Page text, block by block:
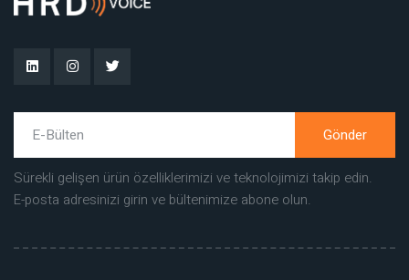
Gönder
Sürekli gelişen ürün özelliklerimizi ve teknolojimizi takip edin.
E-posta adresinizi girin ve bültenimize abone olun.